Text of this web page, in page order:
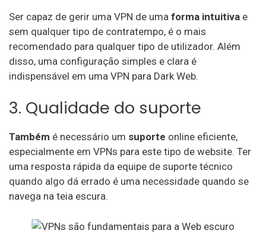
Ser capaz de gerir uma VPN de uma forma intuitiva e
sem qualquer tipo de contratempo, é o mais
recomendado para qualquer tipo de utilizador. Além
disso, uma configuração simples e clara é
indispensável em uma VPN para Dark Web.
3. Qualidade do suporte
Também é necessário um suporte online eficiente,
especialmente em VPNs para este tipo de website. Ter
uma resposta rápida da equipe de suporte técnico
quando algo dá errado é uma necessidade quando se
navega na teia escura.